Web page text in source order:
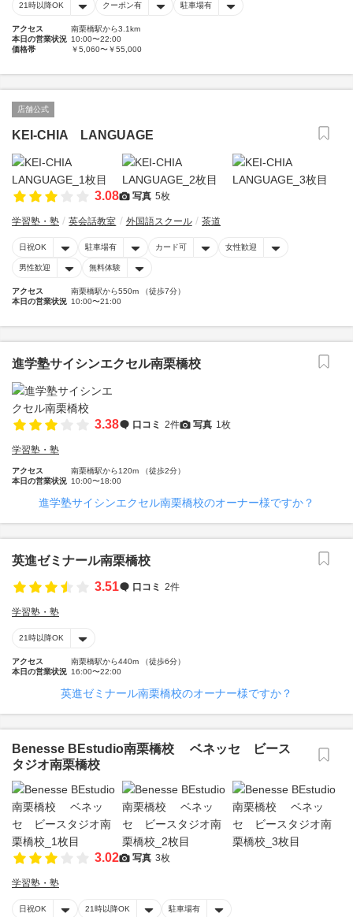
21時以降OK クーポン有 駐車場有
アクセス
南栗橋駅から3.1km
本日の営業状況 10:00〜22:00
価格帯
￥5,060〜￥55,000
店舗公式
KEI-CHIA LANGUAGE
3.08 写真 5枚
学習塾・塾 英会話教室 外国語スクール 茶道
日祝OK 駐車場有 カード可 女性歓迎
男性歓迎 無料体験
アクセス
南栗橋駅から550m （徒歩7分）
本日の営業状況 10:00〜21:00
進学塾サイシンエクセル南栗橋校
3.38 口コミ 2件 写真 1枚
学習塾・塾
アクセス
南栗橋駅から120m （徒歩2分）
本日の営業状況 10:00〜18:00
進学塾サイシンエクセル南栗橋校のオーナー様ですか？
英進ゼミナール南栗橋校
3.51
口コミ 2件
学習塾・塾
21時以降OK
アクセス
南栗橋駅から440m （徒歩6分）
本日の営業状況 16:00〜22:00
英進ゼミナール南栗橋校のオーナー様ですか？
Benesse BEstudio南栗橋校 ベネッセ ビース
タジオ南栗橋校
3.02 写真 3枚
学習塾・塾
日祝OK 21時以降OK 駐車場有